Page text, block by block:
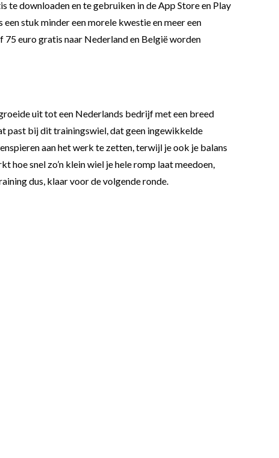
te downloaden en te gebruiken in de App Store en Play
stuk minder een morele kwestie en meer een
euro gratis naar Nederland en België worden
uit tot een Nederlands bedrijf met een breed
past bij dit trainingswiel, dat geen ingewikkelde
aan het werk te zetten, terwijl je ook je balans
hoe snel zo’n klein wiel je hele romp laat meedoen,
dus, klaar voor de volgende ronde.